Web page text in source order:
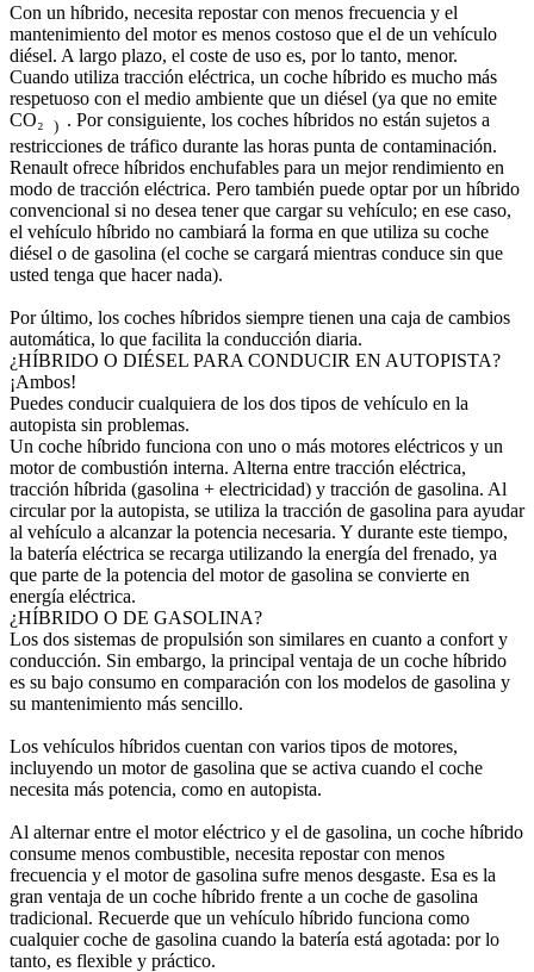
Con un híbrido, necesita repostar con menos frecuencia y el
mantenimiento del motor es menos costoso que el de un vehículo
diésel. A largo plazo, el coste de uso es, por lo tanto, menor.
Cuando utiliza tracción eléctrica, un coche híbrido es mucho más
respetuoso con el medio ambiente que un diésel (ya que no emite
CO₂ ) . Por consiguiente, los coches híbridos no están sujetos a
restricciones de tráfico durante las horas punta de contaminación.
Renault ofrece híbridos enchufables para un mejor rendimiento en
modo de tracción eléctrica. Pero también puede optar por un híbrido
convencional si no desea tener que cargar su vehículo; en ese caso,
el vehículo híbrido no cambiará la forma en que utiliza su coche
diésel o de gasolina (el coche se cargará mientras conduce sin que
usted tenga que hacer nada).
Por último, los coches híbridos siempre tienen una caja de cambios
automática, lo que facilita la conducción diaria.
¿HÍBRIDO O DIÉSEL PARA CONDUCIR EN AUTOPISTA?
¡Ambos!
Puedes conducir cualquiera de los dos tipos de vehículo en la
autopista sin problemas.
Un coche híbrido funciona con uno o más motores eléctricos y un
motor de combustión interna. Alterna entre tracción eléctrica,
tracción híbrida (gasolina + electricidad) y tracción de gasolina. Al
circular por la autopista, se utiliza la tracción de gasolina para ayudar
al vehículo a alcanzar la potencia necesaria. Y durante este tiempo,
la batería eléctrica se recarga utilizando la energía del frenado, ya
que parte de la potencia del motor de gasolina se convierte en
energía eléctrica.
¿HÍBRIDO O DE GASOLINA?
Los dos sistemas de propulsión son similares en cuanto a confort y
conducción. Sin embargo, la principal ventaja de un coche híbrido
es su bajo consumo en comparación con los modelos de gasolina y
su mantenimiento más sencillo.
Los vehículos híbridos cuentan con varios tipos de motores,
incluyendo un motor de gasolina que se activa cuando el coche
necesita más potencia, como en autopista.
Al alternar entre el motor eléctrico y el de gasolina, un coche híbrido
consume menos combustible, necesita repostar con menos
frecuencia y el motor de gasolina sufre menos desgaste. Esa es la
gran ventaja de un coche híbrido frente a un coche de gasolina
tradicional. Recuerde que un vehículo híbrido funciona como
cualquier coche de gasolina cuando la batería está agotada: por lo
tanto, es flexible y práctico.